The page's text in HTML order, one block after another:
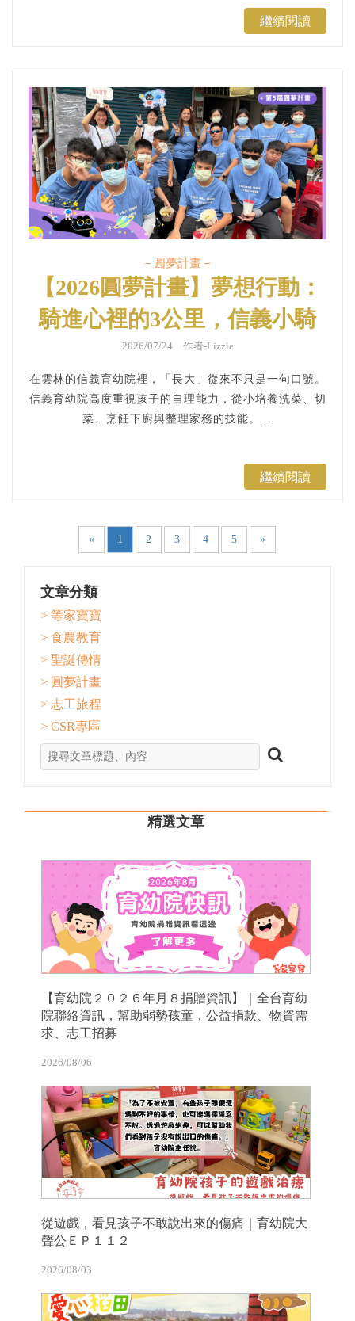
繼續閱讀
－圓夢計畫－
【2026圓夢計畫】夢想行動：
騎進心裡的3公里，信義小騎
士與獨居長輩的雙向溫暖
2026/07/24 作者-Lizzie
在雲林的信義育幼院裡，「長大」從來不只是一句口號。
信義育幼院高度重視孩子的自理能力，從小培養洗菜、切
菜、烹飪下廚與整理家務的技能。...
繼續閱讀
« 1 2 3 4 5 »
文章分類
> 等家寶寶
> 食農教育
> 聖誕傳情
> 圓夢計畫
> 志工旅程
> CSR專區
精選文章
【育幼院２０２６年月８捐贈資訊】｜全台育幼
院聯絡資訊，幫助弱勢孩童，公益捐款、物資需
求、志工招募
2026/08/06
從遊戲，看見孩子不敢說出來的傷痛｜育幼院大
聲公ＥＰ１１２
2026/08/03